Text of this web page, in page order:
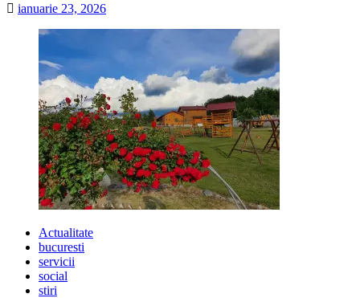
ianuarie 23, 2026
Actualitate
bucuresti
servicii
social
stiri